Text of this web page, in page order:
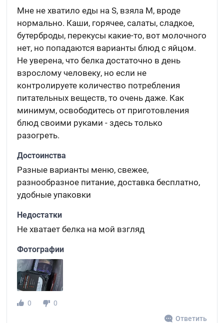
Мне не хватило еды на S, взяла М, вроде
нормально. Каши, горячее, салаты, сладкое,
бутерброды, перекусы какие-то, вот молочного
нет, но попадаются варианты блюд с яйцом.
Не уверена, что белка достаточно в день
взрослому человеку, но если не
контролируете количество потребления
питательных веществ, то очень даже. Как
минимум, освободитесь от приготовления
блюд своими руками - здесь только
разогреть.
Достоинства
Разные варианты меню, свежее,
разнообразное питание, доставка бесплатно,
удобные упаковки
Недостатки
Не хватает белка на мой взгляд
Фотографии
0
0
Ответить